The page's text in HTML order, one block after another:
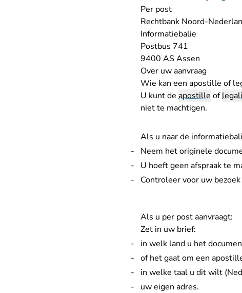
Per post
Rechtbank Noord-
Informatiebalie
Postbus 741
9400 AS Assen
Over uw aanvraag
Wie kan een apostille of
U kunt de apostille of
niet te machtigen.
Als u naar de
Neem het originele
U hoeft geen afspraak te
Controleer voor uw bezoek
Als u per post aanvraagt:
Zet in uw brief:
in welk land u het
of het gaat om een
in welke taal u dit wilt
uw eigen adres.